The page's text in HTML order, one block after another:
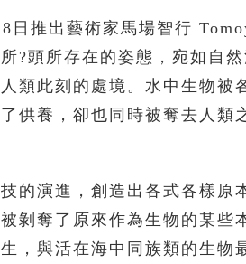
日推出藝術家馬場智行
?頭所存在的姿態，宛如自
類此刻的處境。水中生物
供養，卻也同時被奪去人
的演進，創造出各式各樣
剝奪了原來作為生物的某
，與活在海中同族類的生